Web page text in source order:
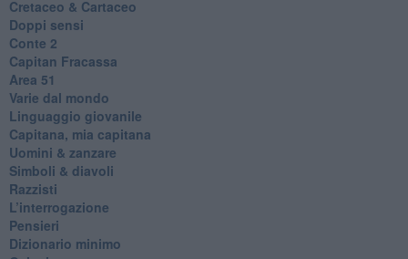
Cretaceo & Cartaceo
Doppi sensi
​Conte 2
​Capitan Fracassa
​Area 51
Varie dal mondo
​Linguaggio giovanile
​Capitana, mia capitana
Uomini & zanzare
​Simboli & diavoli
Razzisti
​L’interrogazione
Pensieri
​Dizionario minimo